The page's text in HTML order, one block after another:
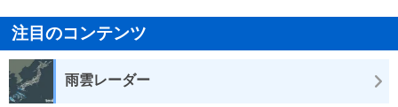
注目のコンテンツ
雨雲レーダー